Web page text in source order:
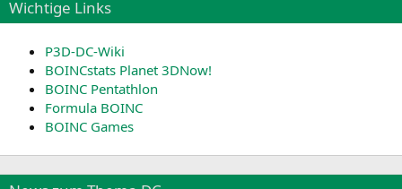
Wichtige Links
P3D-DC-Wiki
BOINCstats Planet 3DNow!
BOINC Pentathlon
Formula BOINC
BOINC Games